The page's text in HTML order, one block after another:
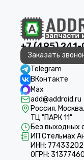
+7 (495)
Заказать
Telegram
ВКонтакте
Max
add@addroid.ru
Россия,
ТЦ "ПАРК 11"
Без выходных
ИП Стельмах
ИНН:
ОГРН: